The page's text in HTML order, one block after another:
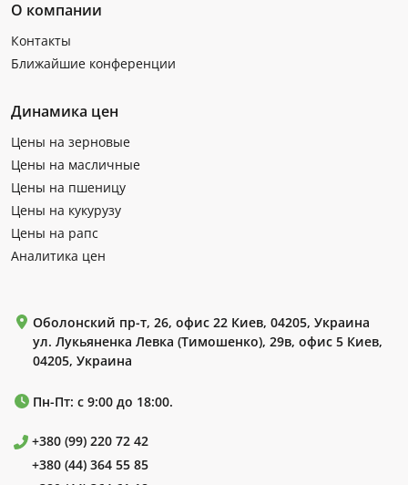
О компании
Контакты
Ближайшие конференции
Динамика цен
Цены на зерновые
Цены на масличные
Цены на пшеницу
Цены на кукурузу
Цены на рапс
Аналитика цен
Оболонский пр-т, 26, офис 22 Киев, 04205, Украина
ул. Лукьяненка Левка (Тимошенко), 29в, офис 5 Киев,
04205, Украина
Пн-Пт: с 9:00 до 18:00.
+380 (99) 220 72 42
+380 (44) 364 55 85